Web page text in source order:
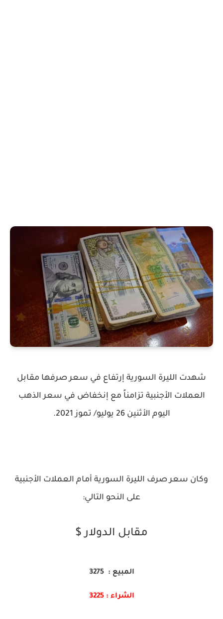
شهدت الليرة السورية إرتفاع في سعر صرفها مقابل
العملات الأجنبية تزامناً مع إنخفاض في سعر الذهب
اليوم الأثنين 26 يوليو/ تموز 2021.
وكان سعر صرف الليرة السورية أمام العملات الأجنبية
على النحو التالي:
مقابل الدولار $
المبيع : 3275
الشراء : 3225